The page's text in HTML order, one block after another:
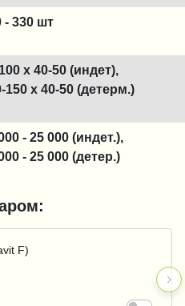
- 330 шт
x 40-50 (индет),
150 x 40-50 (детерм.)
- 25 000 (индет.),
- 25 000 (детер.)
F)